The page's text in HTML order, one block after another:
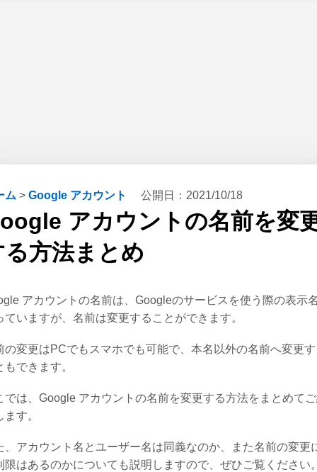
ム > Google アカウント 公開日： 2021/10/18
アカウントの名前を変
る方法まとめ
アカウントの名前は、Googleのサービスを使う際の表示
ていますが、名前は変更することができます。
の変更はPCでもスマホでも可能で、本名以外の名前へ変更
もできます。
では、Google アカウントの名前を変更する方法をまとめて
ます。
、アカウント名とユーザー名は同義なのか、また名前の変更
限はあるのかについても説明しますので、ぜひご覧ください